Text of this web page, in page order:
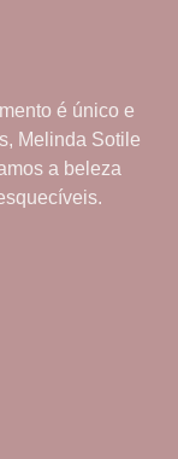
é único e
Melinda Sotile
a beleza